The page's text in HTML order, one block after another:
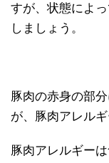
すが、状態によ
しましょう。
豚肉の赤身の部
が、豚肉アレル
豚肉アレルギー